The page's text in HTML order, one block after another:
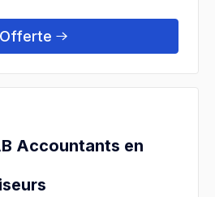
Offerte
Accountants en